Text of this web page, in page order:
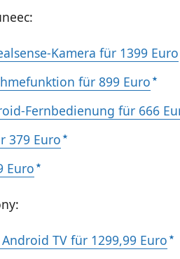
Kamera für 1399 Euro
für 899 Euro
Fernbedienung für 666
379 Euro
Euro
TV für 1299,99 Euro